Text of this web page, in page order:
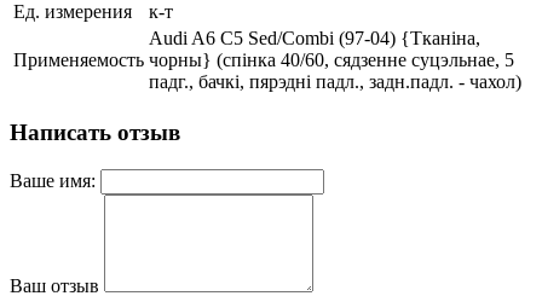
Ед. измерения
к-т
Применяемость
Audi A6 C5 Sed/Combi (97-04) {Тканіна,
чорны} (спінка 40/60, сядзенне суцэльнае, 5
падг., бачкi, пярэдні падл., задн.падл. - чахол)
Написать отзыв
Ваше имя:
Ваш отзыв